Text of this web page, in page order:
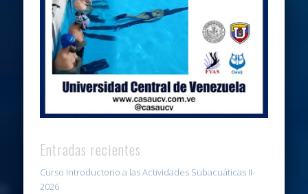
Entradas recientes
Curso Introductorio a las Actividades Subacuáticas II-
2026